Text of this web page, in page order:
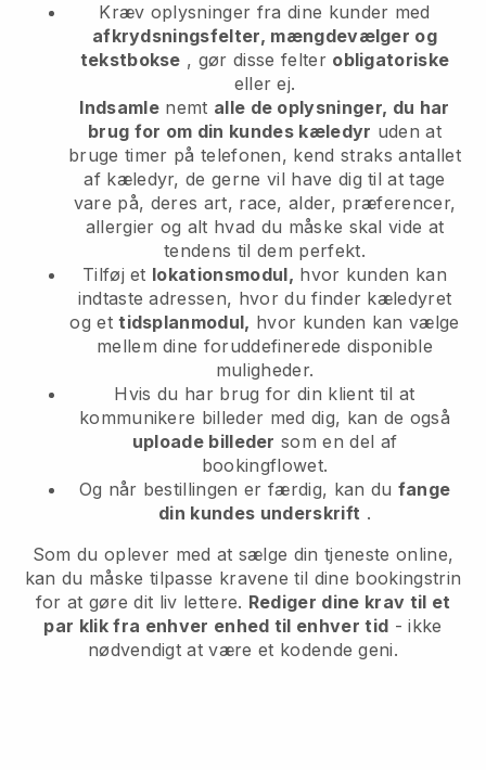
Kræv oplysninger fra dine kunder med
afkrydsningsfelter, mængdevælger og
tekstbokse , gør disse felter obligatoriske
eller ej.
Indsamle nemt alle de oplysninger, du har
brug for om din kundes kæledyr uden at
bruge timer på telefonen, kend straks antallet
af kæledyr, de gerne vil have dig til at tage
vare på, deres art, race, alder, præferencer,
allergier og alt hvad du måske skal vide at
tendens til dem perfekt.
Tilføj et lokationsmodul, hvor kunden kan
indtaste adressen, hvor du finder kæledyret
og ettidsplanmodul, hvor kunden kan vælge
mellem dine foruddefinerede disponible
muligheder.
Hvis du har brug for din klient til at
kommunikere billeder med dig, kan de også
uploade billeder som en del af
bookingflowet.
Og når bestillingen er færdig, kan du fange
din kundes underskrift .
Som du oplever med at sælge din tjeneste online,
kan du måske tilpasse kravene til dine bookingstrin
for at gøre dit liv lettere. Rediger dine krav til et
par klik fra enhver enhed til enhver tid - ikke
nødvendigt at være et kodende geni.